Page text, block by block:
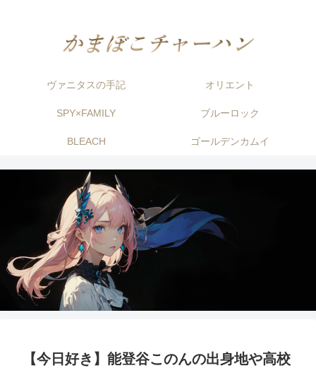
ヴァニタスの手記 オリエント
SPY×FAMILY ブルーロック
BLEACH ゴールデンカムイ
【今日好き】能登谷このんの出身地や高校